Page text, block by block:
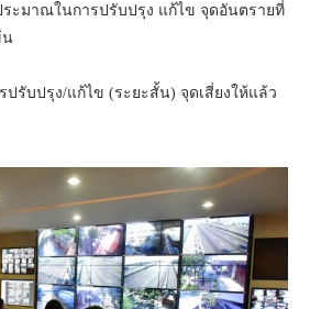
ในการปรับปรุง แก้ไข จุดอันตรายที่
น
รุง/แก้ไข (ระยะสั้น) จุดเสี่ยงให้แล้ว